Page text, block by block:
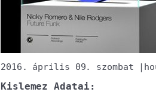
2016. április 09. szombat |
Kislemez Adatai: